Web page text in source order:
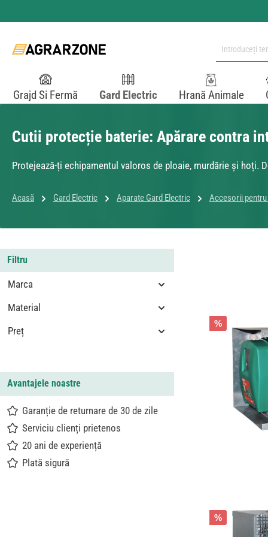
Grajd Si Fermă Gard Electric Hrană Animale
Cutii protecție baterie: Apărare contra
Protejează-ți echipamentul valoros de ploaie, murdărie și hoți.
Acasă Gard Electric Aparate Gard Electric Accesorii
Filtru
Marca
Material
Preț
Avantajele noastre
Garanție de returnare de 30 de zile
Serviciu clienți prietenos
20 ani de experiență
Plată sigură
%
%